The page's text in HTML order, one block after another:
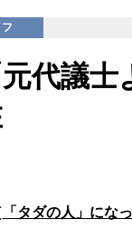
元代議
「タダの人」にな